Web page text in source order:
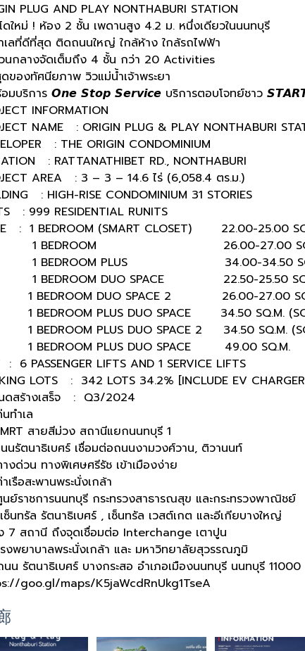
PLUG AND PLAY NONTHABURI STATION
ดใหม่ ! ห้อง 2 ชั้น เพดานสูง 4.2 ม. หนึ่งเดียวในนนทบุรี
เลที่ดีที่สุด ติดถนนใหญ่ ใกล้ห้าง ใกล้รถไฟฟ้า
นกลางจัดเต็มถึง 4 ชั้น กว่า 20 Activities
ของทัศนียภาพ วิวแม่น้ำเจ้าพระยา
มบริการ 𝙊𝙣𝙚 𝙎𝙩𝙤𝙥 𝙎𝙚𝙧𝙫𝙞𝙘𝙚 บริการตอบโจทย์ชาว
INFORMATION
NAME : ORIGIN PLUG & PLAY NONTHABURI
: THE ORIGIN CONDOMINIUM
: RATTANATHIBET RD., NONTHABURI
AREA : 3 – 3 – 14.6 ไร่ (6,058.4 ตร.ม.)
: HIGH-RISE CONDOMINIUM 31 STORIES
: 999 RESIDENTIAL RUNITS
: 1 BEDROOM (SMART CLOSET) 22.00-25.00
BEDROOM 26.00-27.00
PLUS 34.00-34.50
DUO SPACE 22.50-25.50
DUO SPACE 2 26.00-27.00
PLUS DUO SPACE 34.50 SQ.M.
PLUS DUO SPACE 2 34.50 SQ.M.
PLUS DUO SPACE 49.00 SQ.M.
: 6 PASSENGER LIFTS AND 1 SERVICE LIFTS
LOTS : 342 LOTS 34.2% [INCLUDE EV
ดสร้างเสร็จ : Q3/2024
ทำเล
สายสีม่วง สถานีแยกนนทบุรี 1
นรัตนาธิเบศร์ เชื่อมต่อถนนงามวงศ์วาน, ติวานนท์
งด่วน ทางพิเศษศรีรัช เข้าเมืองง่าย
เรือสะพานพระนั่งเกล้า
นย์ราชการนนทบุรี กระทรวงสาธารณสุข และกระทรวงพาณิชย์
ซ็นทรัล รัตนาธิเบศร์ , เซ็นทรัล เวสต์เกต และอีเกียบางใหญ่
7 สถานี ถึงจุดเชื่อมต่อ Interchange เตาปูน
รงพยาบาลพระนั่งเกล้า และ มหาวิทยาลัยสุวรรณภูมิ
น รัตนาธิเบศร์ บางกระสอ อำเภอเมืองนนทบุรี นนทบุรี 11000
goo.gl/maps/K5jaWcdRnUkg1TseA